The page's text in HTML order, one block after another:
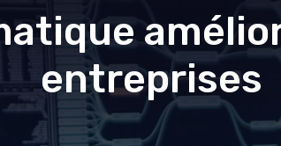
entreprises